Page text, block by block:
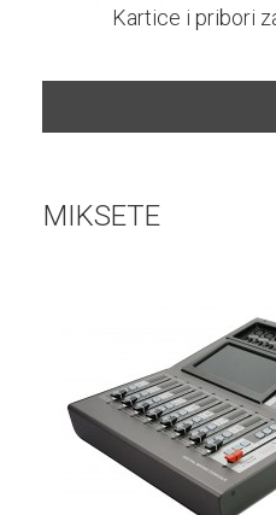
Kartice i pribori
MIKSETE